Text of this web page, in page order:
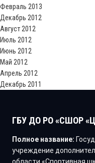
Февраль 2013
Декабрь 2012
Август 2012
Июль 2012
Июнь 2012
Май 2012
Апрель 2012
Декабрь 2011
ГБУ ДО РО «СШОР
Полное название:
учреждение